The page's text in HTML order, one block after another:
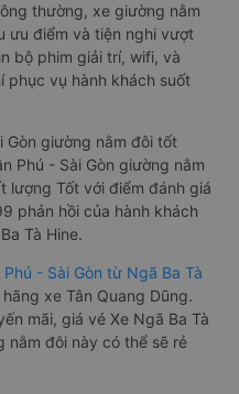
thường, xe giường nằm
ưu điểm và tiện nghi vượt
bộ phim giải trí, wifi, và
phục vụ hành khách suốt
Gòn giường nằm đôi tốt
Phú - Sài Gòn giường nằm
lượng Tốt với điểm đánh giá
phản hồi của hành khách
Tà Hine.
- Sài Gòn từ Ngã Ba Tà
xe Tân Quang Dũng.
mãi, giá vé Xe Ngã Ba Tà
nằm đôi này có thể sẽ rẻ